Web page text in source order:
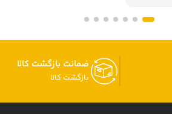
ضمانت بازگشت کالا
بازگشت کالا